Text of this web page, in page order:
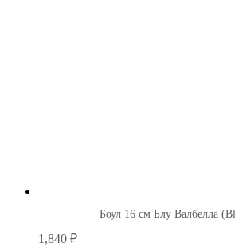
Боул 16 см Блу Валбелла
1,840 ₽